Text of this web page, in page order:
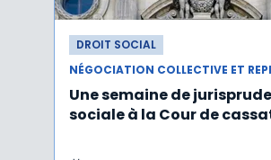
DROIT SOCIAL
Une semaine de
sociale à la Cour de